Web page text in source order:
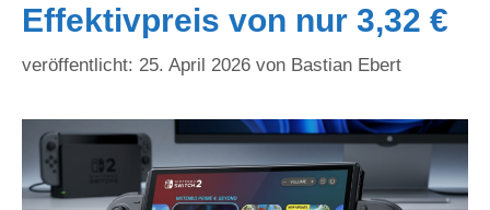
Effektivpreis von nur 3,32 €
25. April 2026 von Bastian Ebert